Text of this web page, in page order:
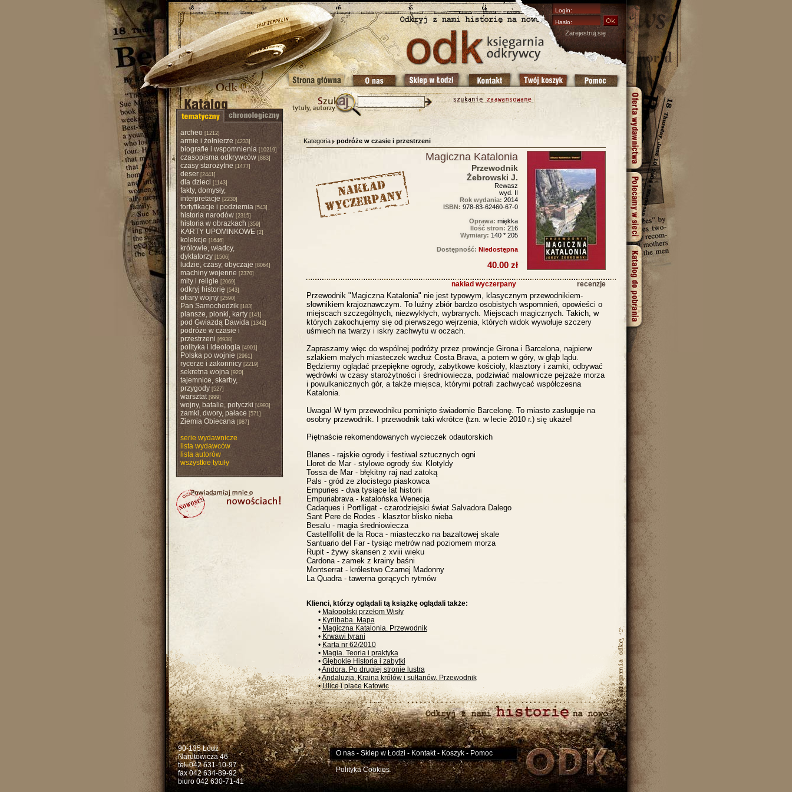
Zarejestruj się
archeo [1212]
armie i żołnierze [4233]
biografie i wspomnienia[10219]
czasopisma odkrywców[883]
czasy starożytne [1477]
deser[2441]
dla dzieci [1143]
fakty, domysły,
interpretacje [2230]
fortyfikacje i podziemia[543]
historia narodów[2315]
historia w obrazkach [359]
KARTY UPOMINKOWE[2]
kolekcje [1646]
królowie, władcy,
dyktatorzy[1506]
ludzie, czasy, obyczaje [8064]
machiny wojenne [2370]
mity i religie [2069]
odkryj historię[543]
ofiary wojny[2590]
Pan Samochodzik[183]
plansze, pionki, karty[141]
pod Gwiazdą Dawida[1342]
podróże w czasie i
przestrzeni [6938]
polityka i ideologia[4901]
Polska po wojnie [2961]
rycerze i zakonnicy[2219]
sekretna wojna[920]
tajemnice, skarby,
przygody[527]
warsztat[999]
wojny, batalie, potyczki [4993]
zamki, dwory, pałace [571]
Ziemia Obiecana[987]
serie wydawnicze
lista wydawców
lista autorów
wszystkie tytuły
Kategoria podróże w czasie i przestrzeni
Magiczna Katalonia
Przewodnik
Żebrowski J.
Rewasz
wyd. II
Rok wydania: 2014
ISBN: 978-83-62460-67-0
Oprawa: miękka
Ilość stron: 216
Wymiary: 140 * 205
Dostępność: Niedostępna
40.00 zł
nakład wyczerpany recenzje
Przewodnik "Magiczna Katalonia" nie jest typowym, klasycznym przewodnikiem-
słownikiem krajoznawczym. To luźny zbiór bardzo osobistych wspomnień, opowieści o
miejscach szczególnych, niezwykłych, wybranych. Miejscach magicznych. Takich, w
których zakochujemy się od pierwszego wejrzenia, których widok wywołuje szczery
uśmiech na twarzy i iskry zachwytu w oczach.
Zapraszamy więc do wspólnej podróży przez prowincje Girona i Barcelona, najpierw
szlakiem małych miasteczek wzdłuż Costa Brava, a potem w góry, w głąb lądu.
Będziemy oglądać przepiękne ogrody, zabytkowe kościoły, klasztory i zamki, odbywać
wędrówki w czasy starożytności i średniowiecza, podziwiać malownicze pejzaże morza
i powulkanicznych gór, a także miejsca, którymi potrafi zachwycać współczesna
Katalonia.
Uwaga! W tym przewodniku pominięto świadomie Barcelonę. To miasto zasługuje na
osobny przewodnik. I przewodnik taki wkrótce (tzn. w lecie 2010 r.) się ukaże!
Piętnaście rekomendowanych wycieczek odautorskich
Blanes - rajskie ogrody i festiwal sztucznych ogni
Lloret de Mar - stylowe ogrody św. Klotyldy
Tossa de Mar - błękitny raj nad zatoką
Pals - gród ze złocistego piaskowca
Empuries - dwa tysiące lat historii
Empuriabrava - katalońska Wenecja
Cadaques i Portlligat - czarodziejski świat Salvadora Dalego
Sant Pere de Rodes - klasztor blisko nieba
Besalu - magia średniowiecza
Castellfollit de la Roca - miasteczko na bazaltowej skale
Santuario del Far - tysiąc metrów nad poziomem morza
Rupit - żywy skansen z xviii wieku
Cardona - zamek z krainy baśni
Montserrat - królestwo Czarnej Madonny
La Quadra - tawerna gorących rytmów
Klienci, którzy oglądali tą książkę oglądali także:
• Małopolski przełom Wisły
• Kyrlibaba. Mapa
• Magiczna Katalonia. Przewodnik
• Krwawi tyrani
• Karta nr 62/2010
• Magia. Teoria i praktyka
• Głębokie Historia i zabytki
•Andora. Po drugiej stronie lustra
•Andaluzja. Kraina królów i sułtanów. Przewodnik
• Ulice i place Katowic
90-135 Łódź
Narutowicza 46
tel. 042 631-10-97
fax 042 634-89-92
biuro 042 630-71-41
O nas- Sklep w Łodzi - Kontakt- Koszyk- Pomoc
Polityka Cookies